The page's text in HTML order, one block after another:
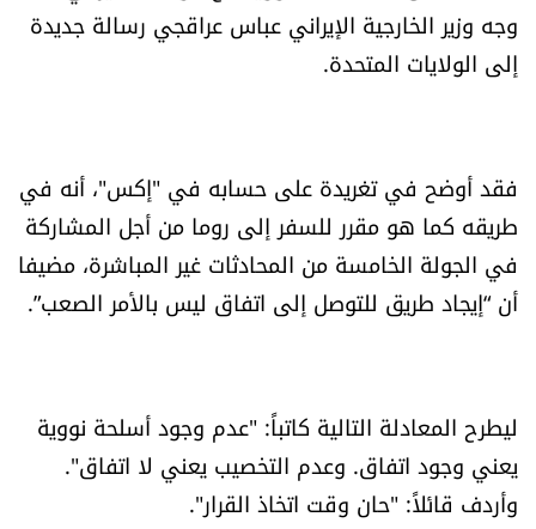
تحت المجهر
اقتصاد
العالم
الصحافة الإسرائيلية
فصل من كتاب
وجه وزير الخارجية الإيراني عباس عراقجي رسالة جديدة
إلى الولايات المتحدة.
فقد أوضح في تغريدة على حسابه في "إكس"، أنه في
طريقه كما هو مقرر للسفر إلى روما من أجل المشاركة
في الجولة الخامسة من المحادثات غير المباشرة، مضيفا
أن “إيجاد طريق للتوصل إلى اتفاق ليس بالأمر الصعب”.
ليطرح المعادلة التالية كاتباً: "عدم وجود أسلحة نووية
يعني وجود اتفاق. وعدم التخصيب يعني لا اتفاق".
وأردف قائلاً: "حان وقت اتخاذ القرار".